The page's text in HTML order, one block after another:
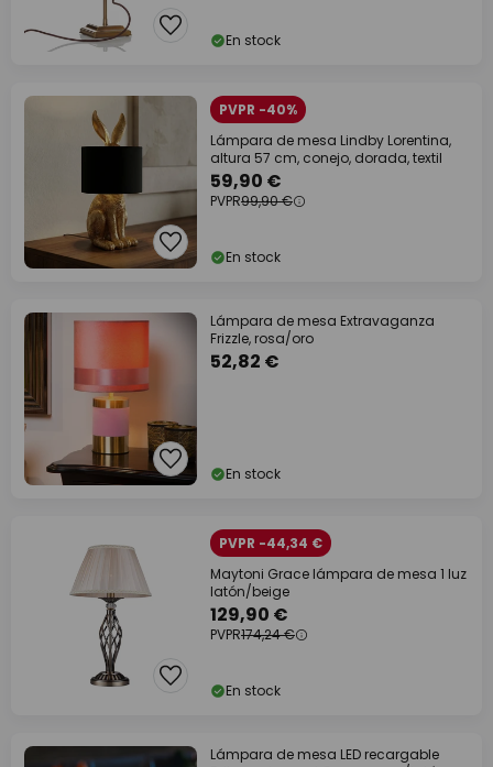
En stock
PVPR -40%
Lámpara de mesa Lindby Lorentina,
altura 57 cm, conejo, dorada, textil
59,90 €
PVPR99,90 €
En stock
Lámpara de mesa Extravaganza
Frizzle, rosa/oro
52,82 €
En stock
PVPR -44,34 €
Maytoni Grace lámpara de mesa 1 luz
latón/beige
129,90 €
PVPR174,24 €
En stock
Lámpara de mesa LED recargable